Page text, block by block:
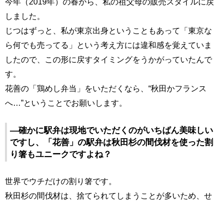
しました。
じつはずっと、私が東京出身ということもあって「東京な
ら何でも売ってる」という考え方には違和感を覚えていま
したので、この形に戻すタイミングをうかがっていたんで
す。
花善の「鶏めし弁当」をいただくなら、“秋田かフランス
へ…”ということでお願いします。
―確かに駅弁は現地でいただくのがいちばん美味しい
ですし、「花善」の駅弁は秋田杉の間伐材を使った割
り箸もユニークですよね？
世界でウチだけの割り箸です。
秋田杉の間伐材は、捨てられてしまうことが多いため、せ